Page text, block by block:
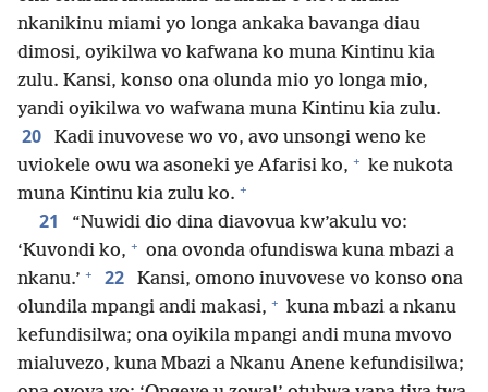
nkanikinu miami yo longa ankaka bavanga diau
dimosi, oyikilwa vo kafwana ko muna Kintinu kia
zulu. Kansi, konso ona olunda mio yo longa mio,
yandi oyikilwa vo wafwana muna Kintinu kia zulu.
20
Kadi inuvovese wo vo, avo unsongi weno ke
uviokele owu wa asoneki ye Afarisi ko, + ke nukota
muna Kintinu kia zulu ko. +
21
“Nuwidi dio dina diavovua kw’akulu vo:
‘Kuvondi ko, + ona ovonda ofundiswa kuna mbazi a
nkanu.’ + 22
Kansi, omono inuvovese vo konso ona
olundila mpangi andi makasi, + kuna mbazi a nkanu
kefundisilwa; ona oyikila mpangi andi muna mvovo
mialuvezo, kuna Mbazi a Nkanu Anene kefundisilwa;